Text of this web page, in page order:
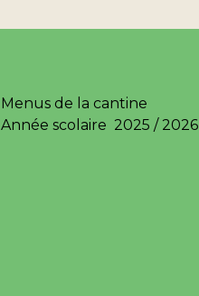
Menus de la cantine
Année scolaire 2025 / 2026